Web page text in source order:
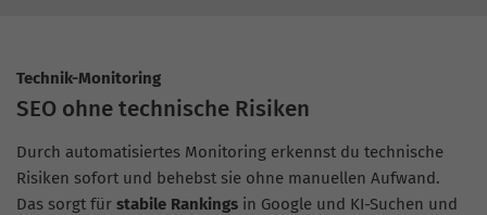
Technik-Monitoring
SEO ohne technische Risiken
Durch automatisiertes Monitoring erkennst du technische
Risiken sofort und behebst sie ohne manuellen Aufwand.
Das sorgt für stabile Rankings in Google und KI-Suchen und